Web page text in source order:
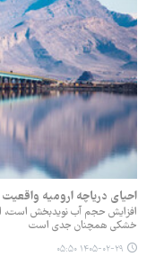
احیای دریاچه ارومیه واقعیت
افزایش حجم آب نویدبخش است،
خشکی همچنان جدی است
۱۴۰۵-۰۲-۲۹ ۰۵:۵۰